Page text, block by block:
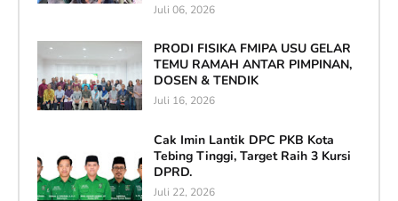
Juli 06, 2026
PRODI FISIKA FMIPA USU GELAR
TEMU RAMAH ANTAR PIMPINAN,
DOSEN & TENDIK
Juli 16, 2026
Cak Imin Lantik DPC PKB Kota
Tebing Tinggi, Target Raih 3 Kursi
DPRD.
Juli 22, 2026